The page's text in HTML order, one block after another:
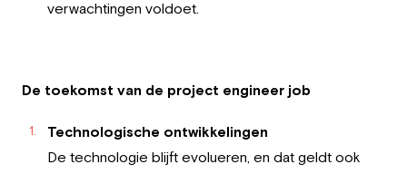
verwachtingen voldoet.
De toekomst van de project engineer job
Technologische ontwikkelingen
De technologie blijft evolueren, en dat geldt ook